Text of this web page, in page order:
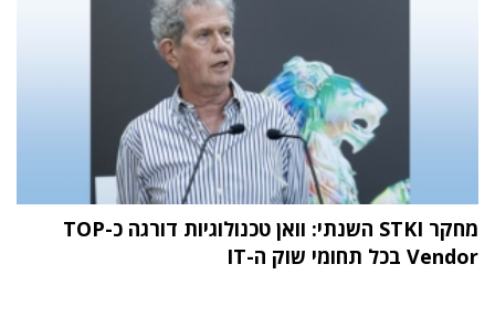
מחקר STKI השנתי: וואן טכנולוגיות דורגה כ-TOP
Vendor בכל תחומי שוק ה-IT